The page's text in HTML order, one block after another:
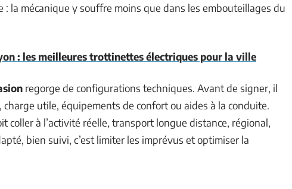
la mécanique y souffre moins que dans les embouteillages du
: les meilleures trottinettes électriques pour la ville
regorge de configurations techniques. Avant de signer, il
utile, équipements de confort ou aides à la conduite.
coller à l’activité réelle, transport longue distance, régional,
bien suivi, c’est limiter les imprévus et optimiser la